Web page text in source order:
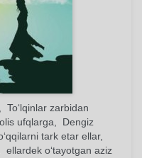
To‘lqinlar zarbidan
ufqlarga, Dengiz
tark etar ellar,
ellardek o‘tayotgan aziz